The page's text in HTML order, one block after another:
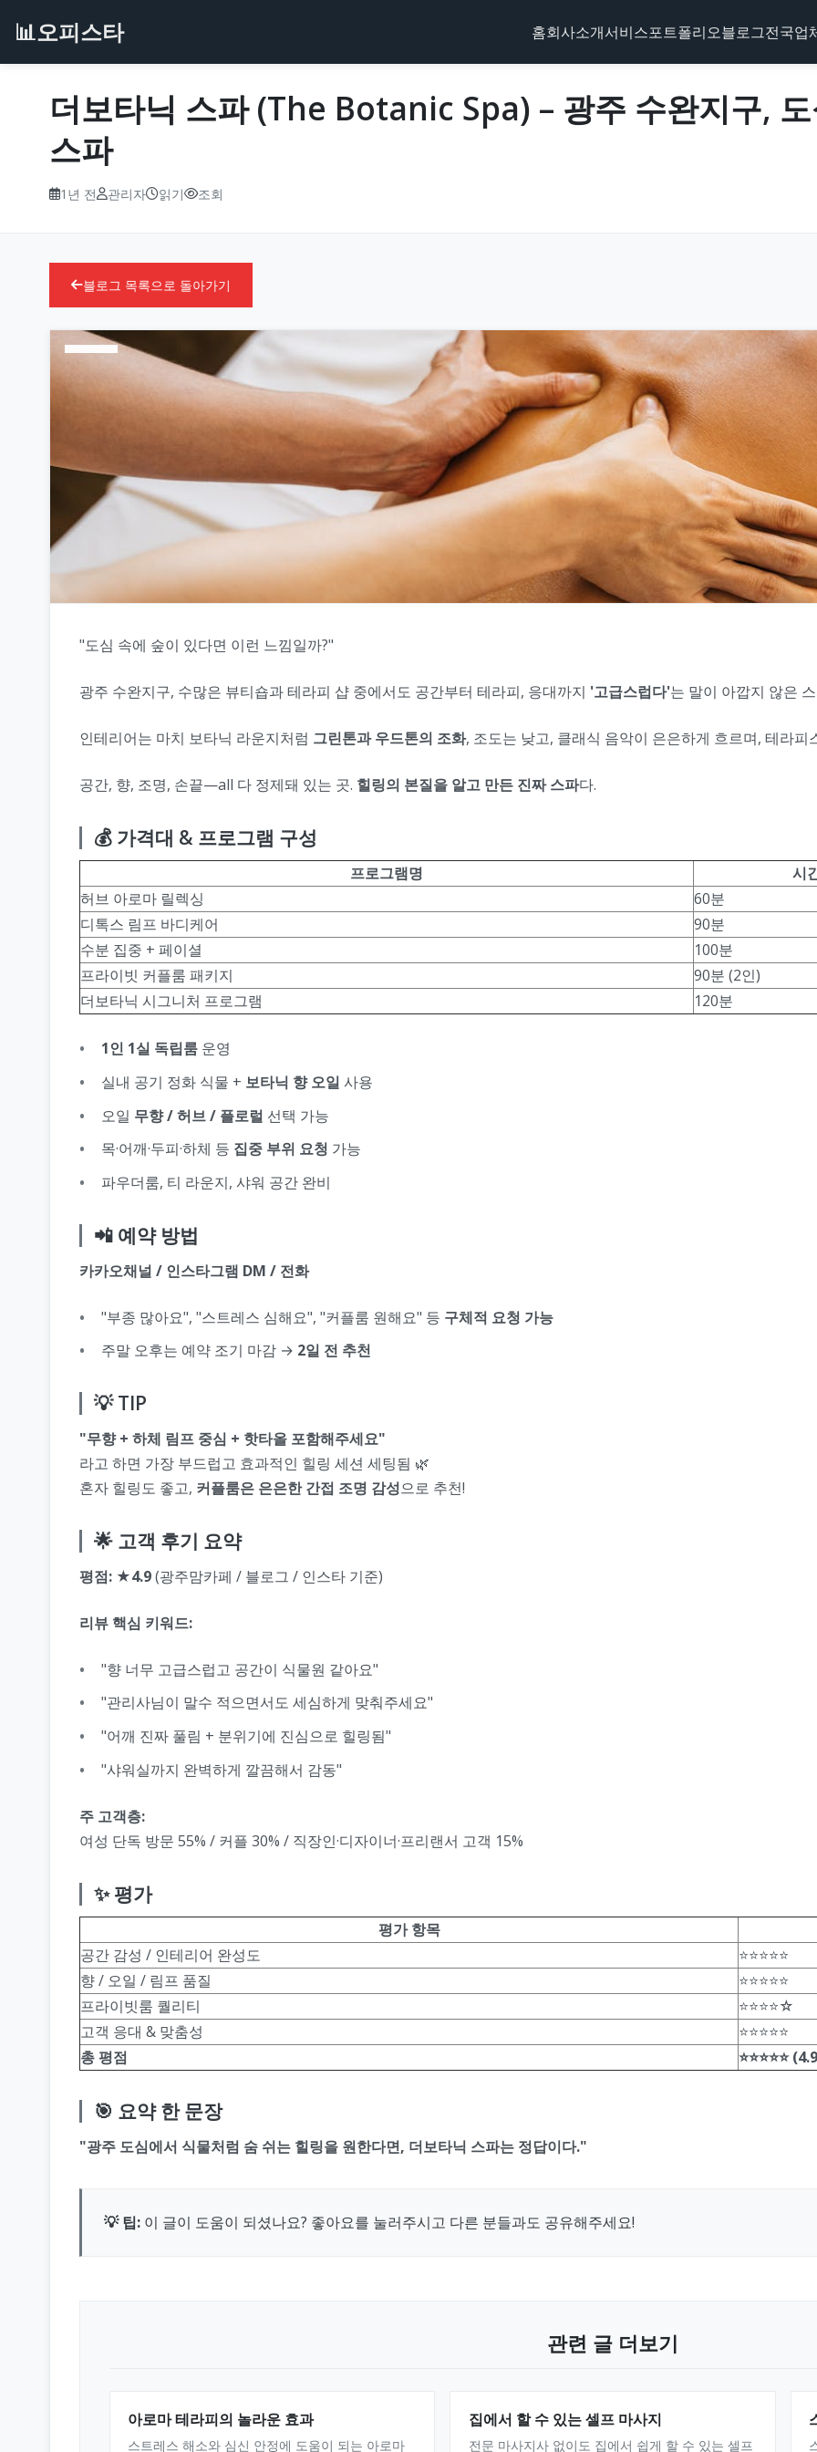
📊오피스타 홈회사소개서비스포트폴리오블로그전국업
더보타닉 스파 (The Botanic Spa) – 광주 수완지구,
스파
1년 전 관리자 읽기 조회
블로그 목록으로 돌아가기
"도심 속에 숲이 있다면 이런 느낌일까?"
광주 수완지구, 수많은 뷰티숍과 테라피 샵 중에서도 공간부터 테라피, 응대까지 '고급스럽다'는 말이 아깝지 않은
인테리어는 마치 보타닉 라운지처럼 그린톤과 우드톤의 조화, 조도는 낮고, 클래식 음악이 은은하게 흐르며, 테라
공간, 향, 조명, 손끝—all 다 정제돼 있는 곳. 힐링의 본질을 알고 만든 진짜 스파다.
💰 가격대 & 프로그램 구성
프로그램명
시
허브 아로마 릴렉싱
60분
디톡스 림프 바디케어
90분
수분 집중 + 페이셜
100분
프라이빗 커플룸 패키지
90분 (2인)
더보타닉 시그니처 프로그램
120분
1인 1실 독립룸 운영
실내 공기 정화 식물 + 보타닉 향 오일 사용
오일 무향 / 허브 / 플로럴 선택 가능
목·어깨·두피·하체 등 집중 부위 요청 가능
파우더룸, 티 라운지, 샤워 공간 완비
📲 예약 방법
카카오채널 / 인스타그램 DM / 전화
"부종 많아요", "스트레스 심해요", "커플룸 원해요" 등 구체적 요청 가능
주말 오후는 예약 조기 마감 → 2일 전 추천
💡 TIP
"무향 + 하체 림프 중심 + 핫타올 포함해주세요"
라고 하면 가장 부드럽고 효과적인 힐링 세션 세팅됨 🌿
혼자 힐링도 좋고, 커플룸은 은은한 간접 조명 감성으로 추천!
🌟 고객 후기 요약
평점: ★4.9(광주맘카페 / 블로그 / 인스타 기준)
리뷰 핵심 키워드:
"향 너무 고급스럽고 공간이 식물원 같아요"
"관리사님이 말수 적으면서도 세심하게 맞춰주세요"
"어깨 진짜 풀림 + 분위기에 진심으로 힐링됨"
"샤워실까지 완벽하게 깔끔해서 감동"
주 고객층:
여성 단독 방문 55% / 커플 30% / 직장인·디자이너·프리랜서 고객 15%
✨ 평가
평가 항목
공간 감성 / 인테리어 완성도
⭐⭐⭐⭐⭐
향 / 오일 / 림프 품질
⭐⭐⭐⭐⭐
프라이빗룸 퀄리티
⭐⭐⭐⭐☆
고객 응대 & 맞춤성
⭐⭐⭐⭐⭐
총 평점
⭐⭐⭐⭐⭐
🎯 요약 한 문장
"광주 도심에서 식물처럼 숨 쉬는 힐링을 원한다면, 더보타닉 스파는 정답이다."
💡 팁: 이 글이 도움이 되셨나요? 좋아요를 눌러주시고 다른 분들과도 공유해주세요!
관련 글 더보기
아로마 테라피의 놀라운 효과
스트레스 해소와 심신 안정에 도움이 되는 아로마
집에서 할 수 있는 셀프 마사지
전문 마사지사 없이도 집에서 쉽게 할 수 있는 셀프